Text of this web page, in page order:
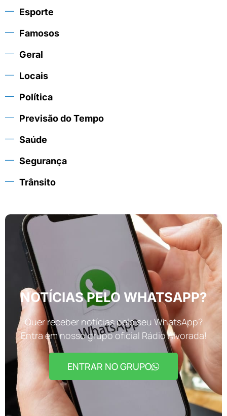
Esporte
Famosos
Geral
Locais
Política
Previsão do Tempo
Saúde
Segurança
Trânsito
NOTÍCIAS PELO WHATSAPP?
Quer receber notícias pelo seu WhatsApp?
Entra em nosso grupo oficial Rádio Alvorada!
ENTRAR NO GRUPO